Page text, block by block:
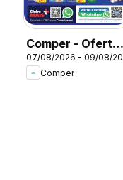
Comper - Ofertas
da semana
07/08/2026 - 09/08/
Comper